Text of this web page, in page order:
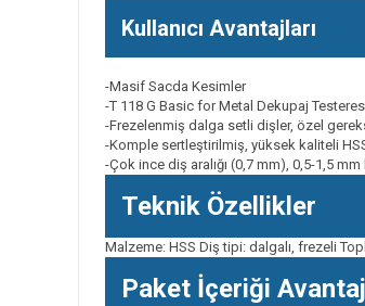
Kullanıcı Avantajları
-Masif Sacda Kesimler
-T 118 G Basic for Metal Dekupaj
-Frezelenmiş dalga setli dişler, özel
-Komple sertleştirilmiş, yüksek kaliteli
-Çok ince diş aralığı (0,7 mm), 0,5-1,5
Teknik Özellikler
Malzeme: HSS Diş tipi: dalgalı, frezeli
Paket İçeriği